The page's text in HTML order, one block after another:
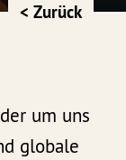
< Zurück
um uns
globale